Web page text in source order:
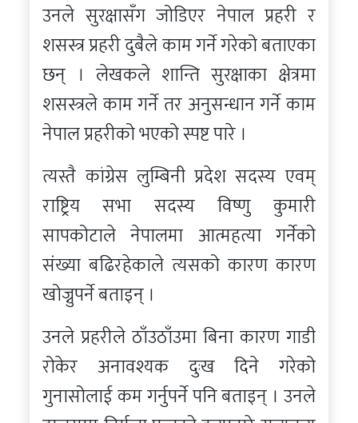
उनले सुरक्षासँग जोडिएर नेपाल प्रहरी र
शसस्त्र प्रहरी दुबैले काम गर्ने गरेको बताएका
छन् । लेखकले शान्ति सुरक्षाका क्षेत्रमा
शसस्त्रले काम गर्ने तर अनुसन्धान गर्ने काम
नेपाल प्रहरीको भएको स्पष्ट पारे ।
त्यस्तै कांग्रेस लुम्बिनी प्रदेश सदस्य एवम्
राष्ट्रिय सभा सदस्य विष्णु कुमारी
सापकोटाले नेपालमा आत्महत्या गर्नेको
संख्या बढिरहेकाले त्यसको कारण कारण
खोज्नुपर्ने बताइन् ।
उनले प्रहरीले ठाँउठाँउमा बिना कारण गाडी
रोकेर अनावश्यक दुःख दिने गरेको
गुनासोलाई कम गर्नुपर्ने पनि बताइन् । उनले